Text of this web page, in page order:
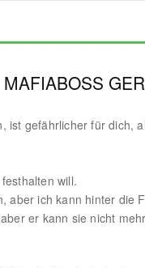
ist gefährlicher für dich,
will.
aber ich kann hinter die
er kann sie nicht